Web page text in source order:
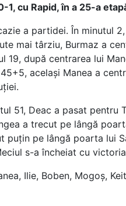
1, cu Rapid, în a 25-a
a partidei. În minutul
mai târziu, Burmaz a
19, după centrarea lui
același Manea a
51, Deac a pasat
a trecut pe lângă
puțin pe lângă poarta lui
s-a încheiat cu
Ilie, Boben, Mogoș,